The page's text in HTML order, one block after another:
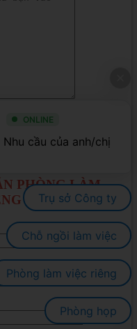
PHÒNG LÀM
ONLINE
cầu của anh/chị
Trụ sở Công ty
Chỗ ngồi làm việc
Phòng làm việc riêng
Phòng họp